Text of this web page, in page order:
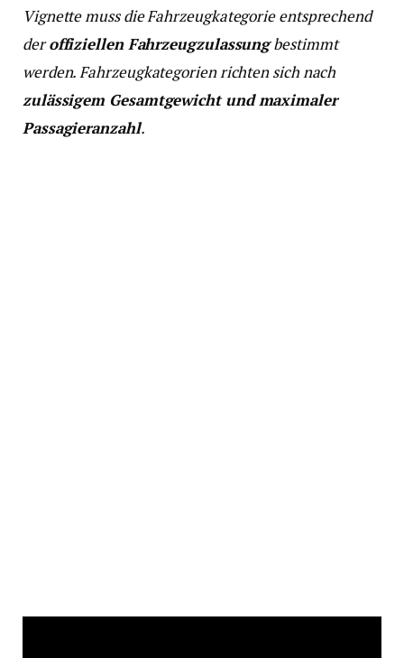
Vignette muss die Fahrzeugkategorie entsprechend
deroffiziellen Fahrzeugzulassungbestimmt
werden. Fahrzeugkategorien richten sich nach
zulässigem Gesamtgewicht und maximaler
Passagieranzahl.